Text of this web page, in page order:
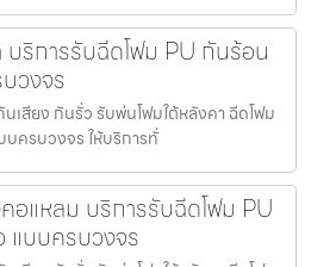
บริการรับฉีดโฟม PU กันร้อน
วงจร
เสียง กันรั่ว รับพ่นโฟมใต้หลังคา ฉีดโฟม
ครบวงจร ให้บริการทั่
อแหลม บริการรับฉีดโฟม PU
แบบครบวงจร